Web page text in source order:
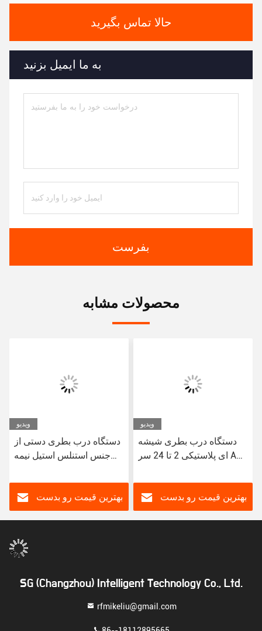
حالا تماس بگیرید
به ما ایمیل بزنید
بفرست
محصولات مشابه
ویدیو
دستگاه درب بطری دستی از
جنس استنلس استیل نیمه
24 سر
بهترین قیمت رو بدست
ویدیو
دستگاه درب بطری شیشه
ای پلاستیکی 2 تا 24 سر AC
اتوماتیک نسخه انگلیسی
بهترین قیمت رو بدست
SG (Changzhou) Intelligent Technology Co., Ltd.
rfmikeliu@gmail.com